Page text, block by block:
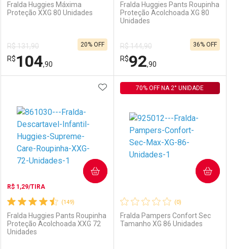
Comprar sem Desconto
Por R$ 97,99/cada
Comprar sem Desconto
Por R$ 97,99/cada
Comprar sem Desconto
Por R$ 102,89/cada
Comprar sem Desconto
Por R$ 102,89/cada
Fralda Huggies Máxima
Proteção XXG 80 Unidades
R$ 131,90
R$104,90
20% OFF
FECHAR
Laboratório
FECHAR
Por Menos
Fralda Huggies Pants Roupinha
Proteção Acolchoada XG 80
Unidades
R$ 144,90
R$92,90
36% OFF
Laboratório
Por Menos
(149)
R$ 1,29/TIRA
Fralda Huggies Pants Roupinha
Proteção Acolchoada XXG 72
Unidades
ADICIONAR AOS FAVORITOS
COMPRAR
(0)
Fralda Pampers Confort Sec
Tamanho XG 86 Unidades
70% OFF NA 2° UNIDADE
COMPRAR